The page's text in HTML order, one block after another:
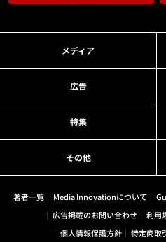
メディア
広告
特集
その他
著者一覧 Media Innovationについて
広告掲載のお問い合わせ
利用
個人情報保護方針
特定商取